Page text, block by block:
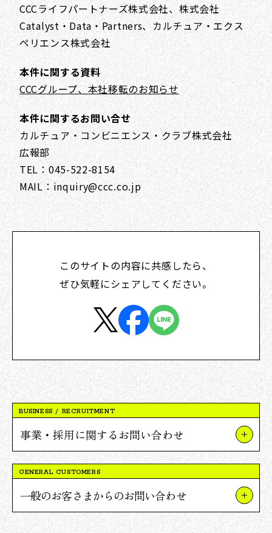
CCCライフパートナーズ株式会社、株式会社
Catalyst・Data・Partners、カルチュア・エクス
ペリエンス株式会社
本件に関する資料
CCCグループ、本社移転のお知らせ
本件に関するお問い合せ
カルチュア・コンビニエンス・クラブ株式会社
広報部
TEL：045-522-8154
MAIL：inquiry@ccc.co.jp
このサイトの内容に共感したら、
ぜひ気軽にシェアしてください。
BUSINESS / RECRUITMENT
事業・採用に関するお問い合わせ
事業やプロジェクトについて
報道関連・ご取材等について
GENERAL CUSTOMERS
一般のお客さまからのお問い合わせ
TSUTAYAについて